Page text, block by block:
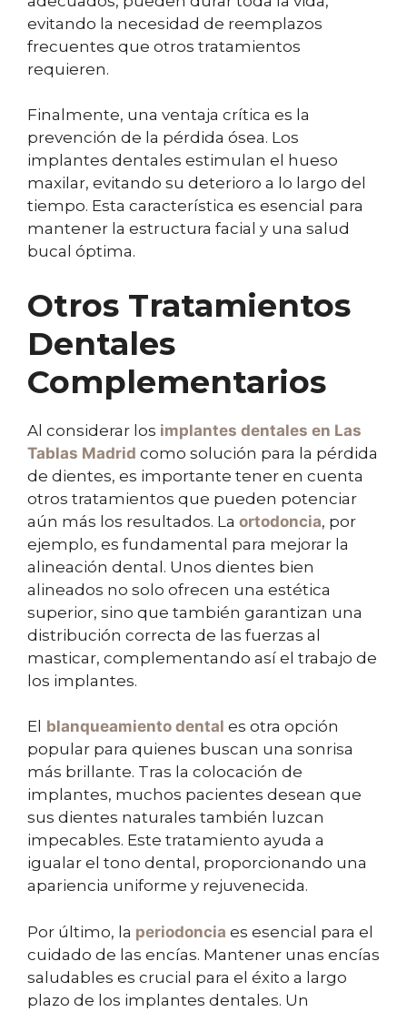
evitando la necesidad de reemplazos
frecuentes que otros tratamientos
requieren.
Finalmente, una ventaja crítica es la
prevención de la pérdida ósea. Los
implantes dentales estimulan el hueso
maxilar, evitando su deterioro a lo largo del
tiempo. Esta característica es esencial para
mantener la estructura facial y una salud
bucal óptima.
Otros Tratamientos
Dentales
Complementarios
Al considerar los implantes dentales en Las
Tablas Madrid como solución para la pérdida
de dientes, es importante tener en cuenta
otros tratamientos que pueden potenciar
aún más los resultados. La ortodoncia, por
ejemplo, es fundamental para mejorar la
alineación dental. Unos dientes bien
alineados no solo ofrecen una estética
superior, sino que también garantizan una
distribución correcta de las fuerzas al
masticar, complementando así el trabajo de
los implantes.
El blanqueamiento dental es otra opción
popular para quienes buscan una sonrisa
más brillante. Tras la colocación de
implantes, muchos pacientes desean que
sus dientes naturales también luzcan
impecables. Este tratamiento ayuda a
igualar el tono dental, proporcionando una
apariencia uniforme y rejuvenecida.
Por último, la periodoncia es esencial para el
cuidado de las encías. Mantener unas encías
saludables es crucial para el éxito a largo
plazo de los implantes dentales. Un